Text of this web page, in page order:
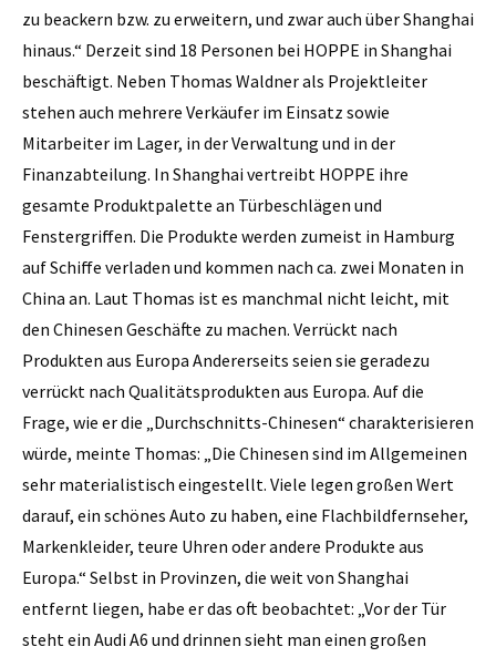
zu beackern bzw. zu erweitern, und zwar auch über Shanghai
hinaus.“ Derzeit sind 18 Personen bei HOPPE in Shanghai
beschäftigt. Neben Thomas Waldner als Projektleiter
stehen auch mehrere Verkäufer im Einsatz sowie
Mitarbeiter im Lager, in der Verwaltung und in der
Finanzabteilung. In Shanghai vertreibt HOPPE ihre
gesamte Produktpalette an Türbeschlägen und
Fenstergriffen. Die Produkte werden zumeist in Hamburg
auf Schiffe verladen und kommen nach ca. zwei Monaten in
China an. Laut Thomas ist es manchmal nicht leicht, mit
den Chinesen Geschäfte zu machen. Verrückt nach
Produkten aus Europa Andererseits seien sie geradezu
verrückt nach Qualitätsprodukten aus Europa. Auf die
Frage, wie er die „Durchschnitts-­Chinesen“ charakterisieren
würde, meinte Thomas: „Die Chinesen sind im Allgemeinen
sehr materialistisch eingestellt. Viele legen großen Wert
darauf, ein schönes Auto zu haben, eine Flachbildfern­seher,
Markenkleider, teure ­Uhren oder andere Produkte aus
Europa.“ Selbst in Provinzen, die weit von Shanghai
entfernt liegen, habe er das oft beobachtet: „Vor der Tür
steht ein Audi A6 und drinnen sieht man einen großen